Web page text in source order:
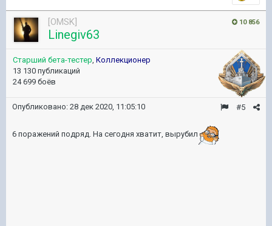
10 856
[OMSK]
Linegiv63
Старший бета-тестер, Коллекционер
13 130 публикаций
24 699 боёв
#5
Опубликовано: 28 дек 2020, 11:05:10
6 поражений подряд. На сегодня хватит, вырубил